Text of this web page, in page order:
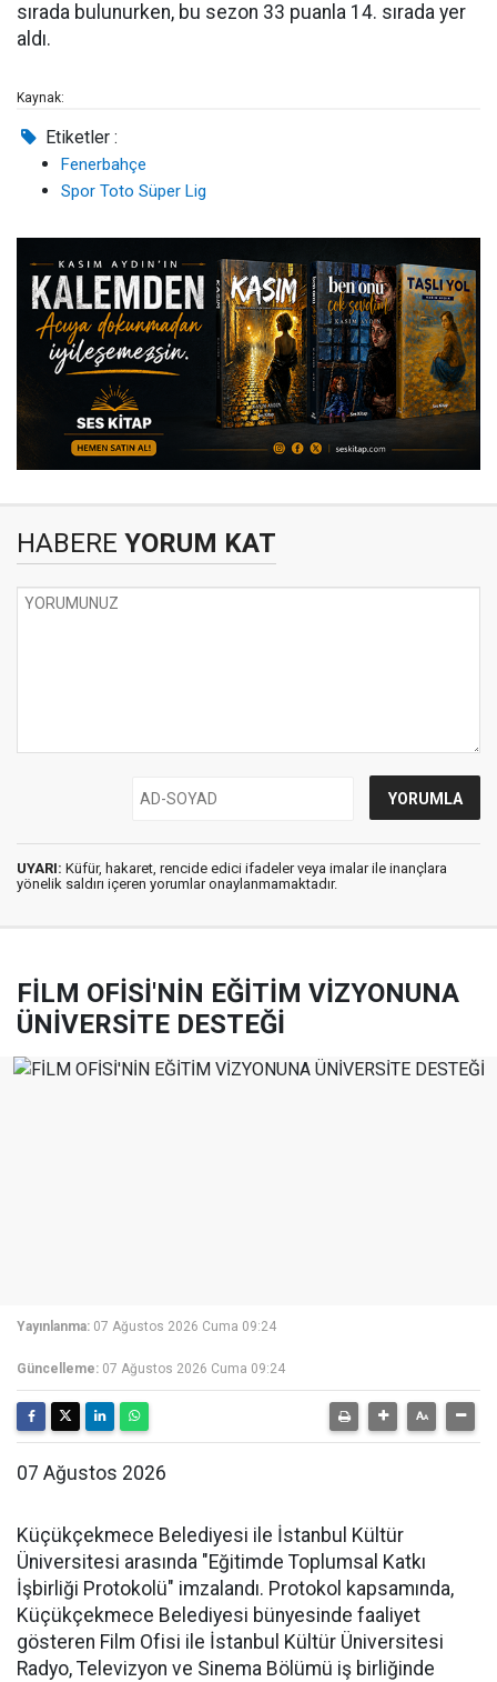
sırada bulunurken, bu sezon 33 puanla 14. sırada yer
aldı.
Kaynak:
Etiketler :
Fenerbahçe
Spor Toto Süper Lig
HABERE YORUM KAT
UYARI: Küfür, hakaret, rencide edici ifadeler veya imalar ile inançlara
yönelik saldırı içeren yorumlar onaylanmamaktadır.
FİLM OFİSİ'NİN EĞİTİM VİZYONUNA
ÜNİVERSİTE DESTEĞİ
Yayınlanma: 07 Ağustos 2026 Cuma 09:24
Güncelleme: 07 Ağustos 2026 Cuma 09:24
07 Ağustos 2026
Küçükçekmece Belediyesi ile İstanbul Kültür
Üniversitesi arasında "Eğitimde Toplumsal Katkı
İşbirliği Protokolü" imzalandı. Protokol kapsamında,
Küçükçekmece Belediyesi bünyesinde faaliyet
gösteren Film Ofisi ile İstanbul Kültür Üniversitesi
Radyo, Televizyon ve Sinema Bölümü iş birliğinde